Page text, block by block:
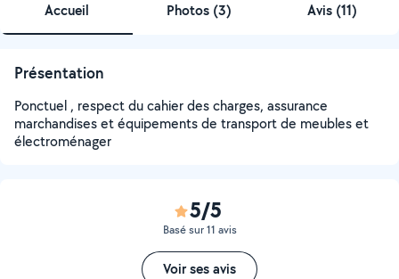
Accueil Photos (3) Avis (11)
Présentation
Ponctuel , respect du cahier des charges, assurance
marchandises et équipements de transport de meubles et
électroménager
5/5
Basé sur 11 avis
Voir ses avis